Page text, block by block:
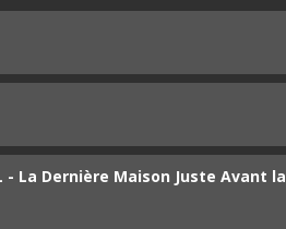
- La Dernière Maison Juste Avant la